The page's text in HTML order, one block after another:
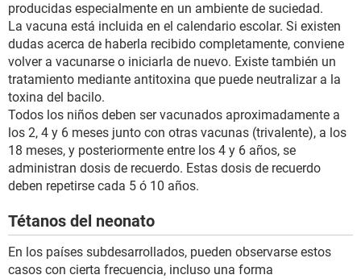
producidas especialmente en un ambiente de suciedad.
La vacuna está incluida en el calendario escolar. Si existen
dudas acerca de haberla recibido completamente, conviene
volver a vacunarse o iniciarla de nuevo. Existe también un
tratamiento mediante antitoxina que puede neutralizar a la
toxina del bacilo.
Todos los niños deben ser vacunados aproximadamente a
los 2, 4 y 6 meses junto con otras vacunas (trivalente), a los
18 meses, y posteriormente entre los 4 y 6 años, se
administran dosis de recuerdo. Estas dosis de recuerdo
deben repetirse cada 5 ó 10 años.
Tétanos del neonato
En los países subdesarrollados, pueden observarse estos
casos con cierta frecuencia, incluso una forma